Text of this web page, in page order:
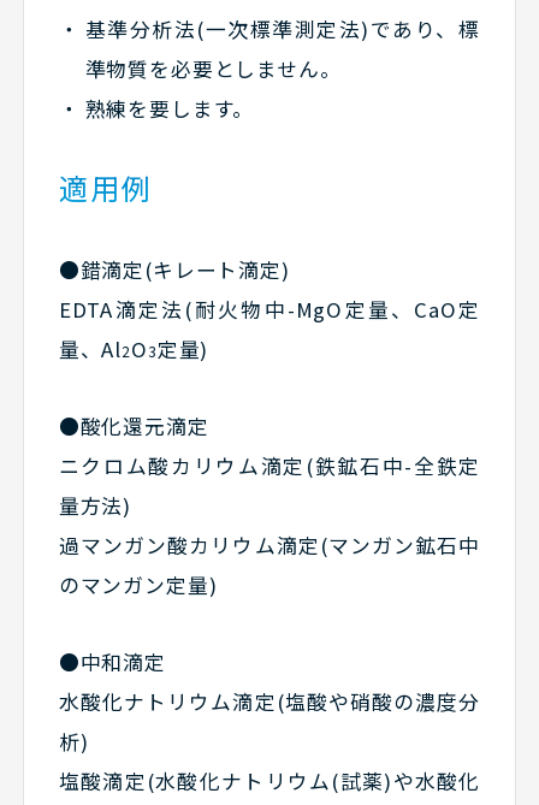
基準分析法(一次標準測定法)であり、標
準物質を必要としません。
熟練を要します。
適用例
●錯滴定(キレート滴定)
EDTA滴定法(耐火物中-MgO定量、CaO定
量、Al2O3定量)
●酸化還元滴定
ニクロム酸カリウム滴定(鉄鉱石中-全鉄定
量方法)
過マンガン酸カリウム滴定(マンガン鉱石中
のマンガン定量)
●中和滴定
水酸化ナトリウム滴定(塩酸や硝酸の濃度分
析)
塩酸滴定(水酸化ナトリウム(試薬)や水酸化